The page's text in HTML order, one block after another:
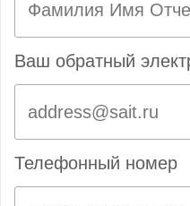
Ваш обратный
Телефонный номер